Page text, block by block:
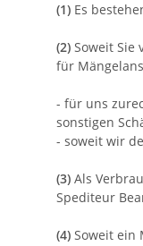
(1) Es
(2) Soweit
für
- für uns
sonstigen
- soweit wir
(3) Als
Spediteur
(4) Soweit ein